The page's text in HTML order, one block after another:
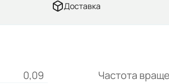
Доставка
0,09 Частота